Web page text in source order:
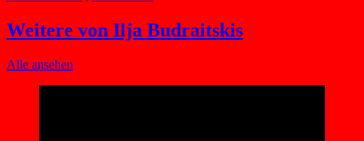
Weitere von Ilja Budraitskis
Alle ansehen